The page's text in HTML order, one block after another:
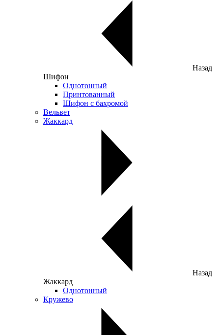
Назад
Шифон
Однотонный
Принтованный
Шифон с бахромой
Вельвет
Жаккард
Назад
Жаккард
Однотонный
Кружево